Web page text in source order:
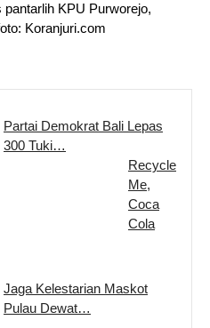
KPU Purworejo,
Koranjuri.com
Partai Demokrat Bali Lepas
300 Tuki…
Recycle
Me,
Coca
Cola
Jaga Kelestarian Maskot
Pulau Dewat…